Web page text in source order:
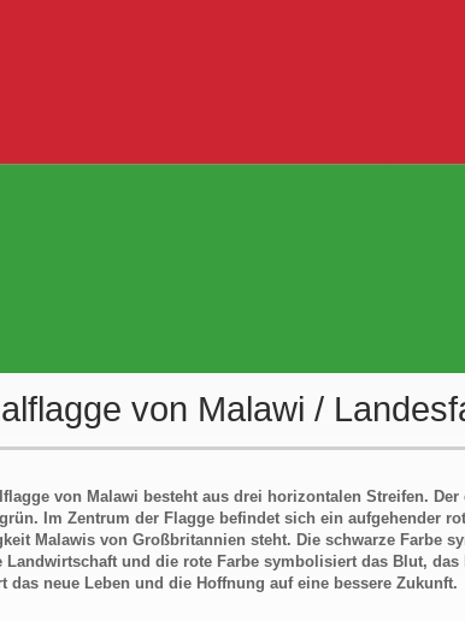
von Malawi /
von Malawi besteht aus drei horizontalen Streifen.
Im Zentrum der Flagge befindet sich ein aufgehender
Malawis von Großbritannien steht. Die schwarze Farbe
Landwirtschaft und die rote Farbe symbolisiert das Blut,
das neue Leben und die Hoffnung auf eine bessere Zukunft.